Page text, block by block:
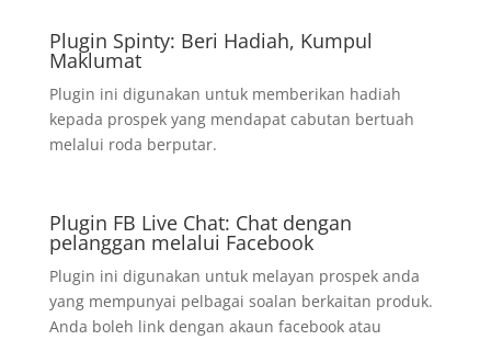
Plugin Spinty: Beri Hadiah, Kumpul
Maklumat
Plugin ini digunakan untuk memberikan hadiah
kepada prospek yang mendapat cabutan bertuah
melalui roda berputar.
Plugin FB Live Chat: Chat dengan
pelanggan melalui Facebook
Plugin ini digunakan untuk melayan prospek anda
yang mempunyai pelbagai soalan berkaitan produk.
Anda boleh link dengan akaun facebook atau